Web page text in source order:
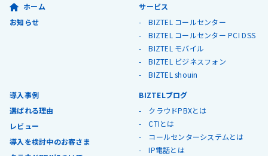
ホーム
お知らせ
サービス
BIZTEL コールセンター
BIZTEL コールセンター PCI DSS
BIZTEL モバイル
BIZTEL ビジネスフォン
BIZTEL shouin
導入事例
選ばれる理由
レビュー
導入を検討中のお客さま
BIZTELブログ
クラウドPBXとは
CTIとは
コールセンターシステムとは
IP電話とは